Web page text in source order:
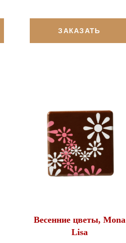
ЗАКАЗАТЬ
Весенние цветы, Mona
Lisa